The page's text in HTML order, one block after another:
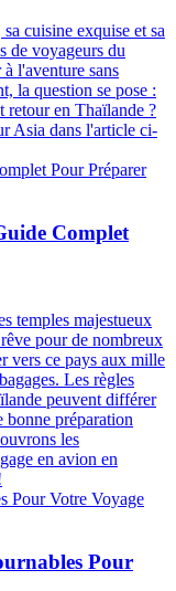
cuisine exquise et sa
de voyageurs du
l'aventure sans
la question se pose :
retour en Thaïlande ?
Asia dans l'article ci-
Complet
temples majestueux
pour de nombreux
vers ce pays aux mille
Les règles
peuvent différer
bonne préparation
les
en avion en
Pour